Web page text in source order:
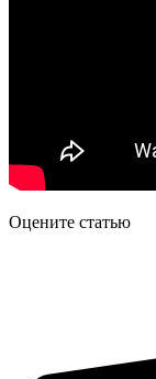
Оцените статью